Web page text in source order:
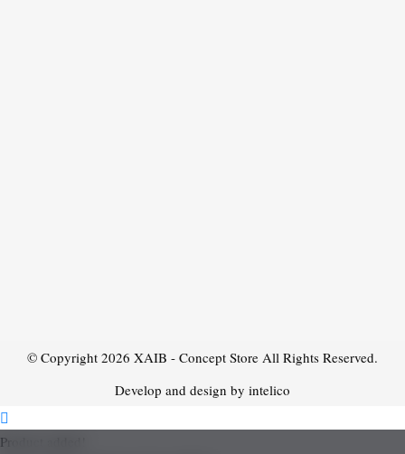
© Copyright 2026 XAIB - Concept Store All Rights Reserved.
Develop and design by intelico
Product added!